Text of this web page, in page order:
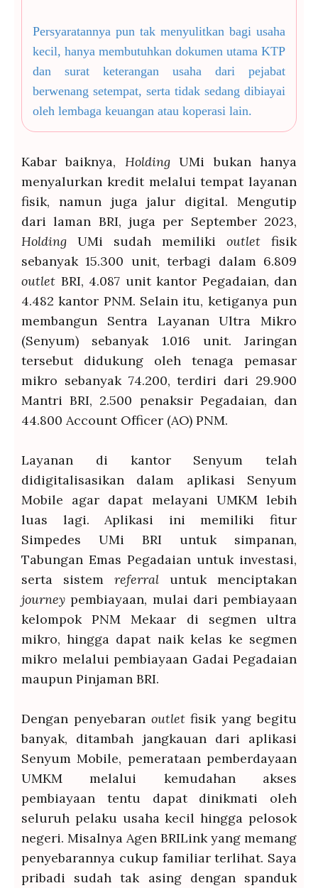
Persyaratannya pun tak menyulitkan bagi usaha
kecil, hanya membutuhkan dokumen utama KTP
dan surat keterangan usaha dari pejabat
berwenang setempat, serta tidak sedang dibiayai
oleh lembaga keuangan atau koperasi lain.
Kabar baiknya, HoldingUMi bukan hanya
menyalurkan kredit melalui tempat layanan
fisik, namun juga jalur digital. Mengutip
dari laman BRI, juga per September 2023,
Holding UMi sudah memiliki outlet fisik
sebanyak 15.300 unit, terbagi dalam 6.809
outlet BRI, 4.087 unit kantor Pegadaian, dan
4.482 kantor PNM. Selain itu, ketiganya pun
membangun Sentra Layanan Ultra Mikro
(Senyum) sebanyak 1.016 unit. Jaringan
tersebut didukung oleh tenaga pemasar
mikro sebanyak 74.200, terdiri dari 29.900
Mantri BRI, 2.500 penaksir Pegadaian, dan
44.800 Account Officer (AO) PNM.
Layanan di kantor Senyum telah
didigitalisasikan dalam aplikasi Senyum
Mobile agar dapat melayani UMKM lebih
luas lagi. Aplikasi ini memiliki fitur
Simpedes UMi BRI untuk simpanan,
Tabungan Emas Pegadaian untuk investasi,
serta sistem referral untuk menciptakan
journeypembiayaan, mulai dari pembiayaan
kelompok PNM Mekaar di segmen ultra
mikro, hingga dapat naik kelas ke segmen
mikro melalui pembiayaan Gadai Pegadaian
maupun Pinjaman BRI.
Dengan penyebaran outletfisik yang begitu
banyak, ditambah jangkauan dari aplikasi
Senyum Mobile, pemerataan pemberdayaan
UMKM melalui kemudahan akses
pembiayaan tentu dapat dinikmati oleh
seluruh pelaku usaha kecil hingga pelosok
negeri. Misalnya Agen BRILink yang memang
penyebarannya cukup familiar terlihat. Saya
pribadi sudah tak asing dengan spanduk